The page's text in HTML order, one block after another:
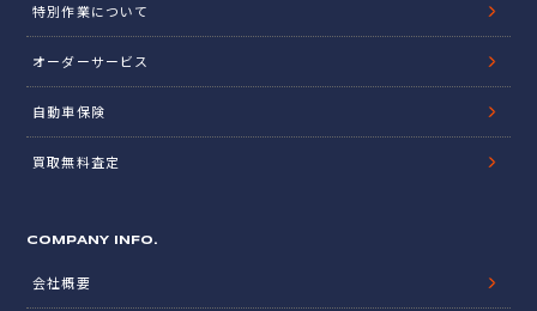
特別作業について
オーダーサービス
自動車保険
買取無料査定
COMPANY INFO.
会社概要